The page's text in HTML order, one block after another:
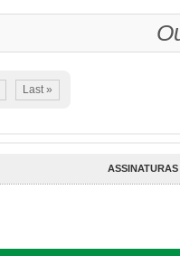
Last »
ASSINATURAS